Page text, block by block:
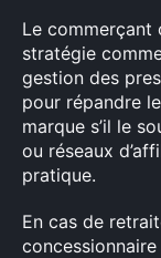
Le commerçant
stratégie
gestion des
pour répandre
marque s’il le
ou réseaux
pratique.
En cas de